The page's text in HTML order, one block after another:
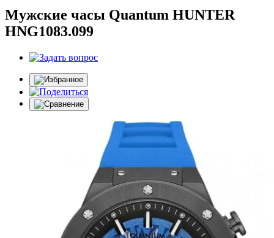
Мужские часы Quantum HUNTER
HNG1083.099